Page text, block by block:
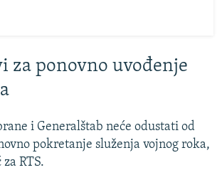
za ponovno uvođenje
i Generalštab neće odustati od
pokretanje služenja vojnog roka,
RTS.